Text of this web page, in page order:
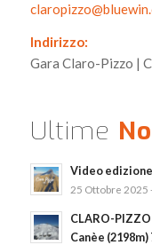
Indirizzo:
Gara Claro-Pizzo |
Ultime
Video edizione
25 Ottobre 2025
CLARO-
Canèe (2198m)